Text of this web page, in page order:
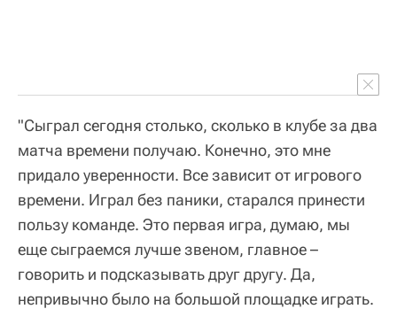
"Сыграл сегодня столько, сколько в клубе за два
матча времени получаю. Конечно, это мне
придало уверенности. Все зависит от игрового
времени. Играл без паники, старался принести
пользу команде. Это первая игра, думаю, мы
еще сыграемся лучше звеном, главное –
говорить и подсказывать друг другу. Да,
непривычно было на большой площадке играть.